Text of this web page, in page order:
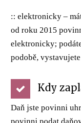
:: elektronicky –
od roku 2015
elektronicky;
podobě,
Kdy
Daň jste povinni